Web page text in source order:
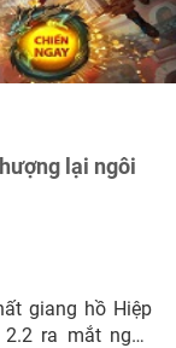
lại ngôi
giang hồ Hiệp
ra mắt ngày